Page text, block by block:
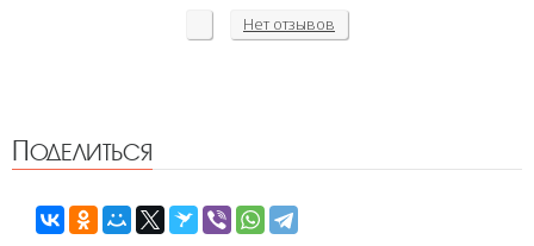
Нет отзывов
Поделиться